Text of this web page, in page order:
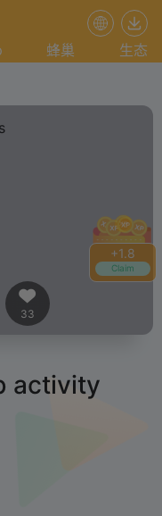
+1.8
Claim
蜂巢 生态
33
activity